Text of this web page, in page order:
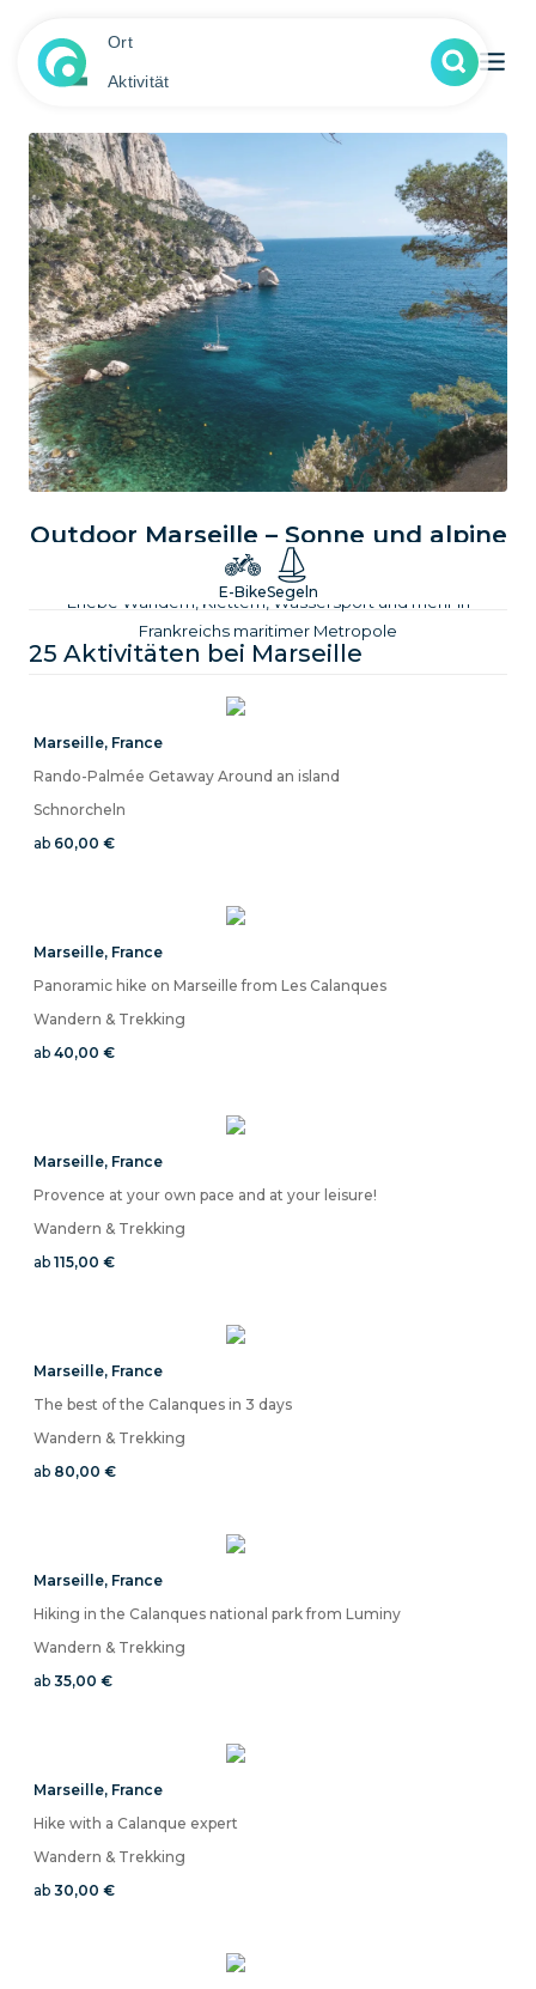
Ort
Aktivität
Outdoor Marseille – Sonne und alpine
Akzente am Mittelmeer
Erlebe Wandern, Klettern, Wassersport und mehr in
Frankreichs maritimer Metropole
E-BikeSegeln
25 Aktivitäten bei Marseille
Marseille, France
Rando-Palmée Getaway Around an island
Schnorcheln
ab 60,00 €
Marseille, France
Panoramic hike on Marseille from Les Calanques
Wandern & Trekking
ab 40,00 €
Marseille, France
Provence at your own pace and at your leisure!
Wandern & Trekking
ab 115,00 €
Marseille, France
The best of the Calanques in 3 days
Wandern & Trekking
ab 80,00 €
Marseille, France
Hiking in the Calanques national park from Luminy
Wandern & Trekking
ab 35,00 €
Marseille, France
Hike with a Calanque expert
Wandern & Trekking
ab 30,00 €